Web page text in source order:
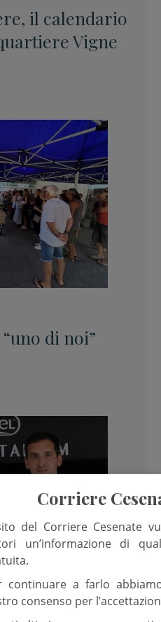
il calendario
Vigne
di noi”
Corriere
del Corriere Cesenate
un’informazione di
continuare a farlo
consenso per